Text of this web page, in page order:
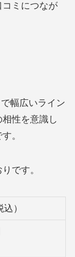
ミにつなが
幅広いライン
性を意識し
。
です。
）